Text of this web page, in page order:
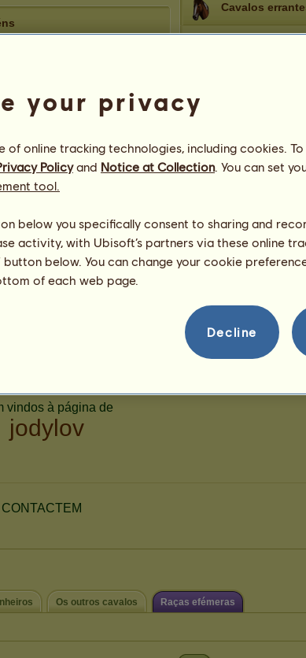
Faz 81 dias
Faz 89 dias
Faz 96 dias
Cavalos
Bodião
Raças efémeras
Appaloosa 2026
Os outros cavalos Raças efémeras
your privacy
online tracking technologies, including cookies.
Policyand Notice at Collection. You can set
tool.
below you specifically consent to sharing and
activity, with Ubisoft’s partners via these online
below. You can change your cookie
of each web page.
Decline